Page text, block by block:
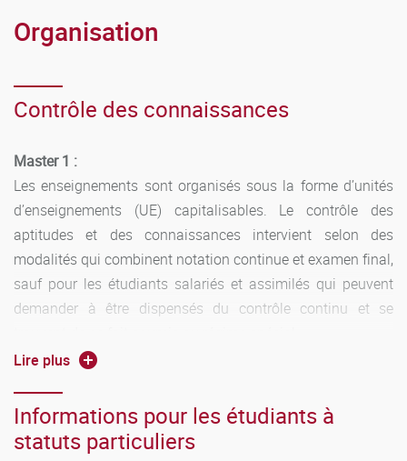
Organisation
Contrôle des connaissances
Master 1 :
Les enseignements sont organisés sous la forme d’unités
d’enseignements (UE) capitalisables. Le contrôle des
aptitudes et des connaissances intervient selon des
modalités qui combinent notation continue et examen final,
sauf pour les étudiants salariés et assimilés qui peuvent
demander à être dispensés du contrôle continu et se
L’assiduité aux travaux dirigés est obligatoire. Deux
perdre le bénéfice du contrôle continu. Le candidat sera
déclaré défaillant et aucun calcul de note ne sera fait pour
la ou les sessions concernées.
Lire plus
Informations pour les étudiants à
statuts particuliers